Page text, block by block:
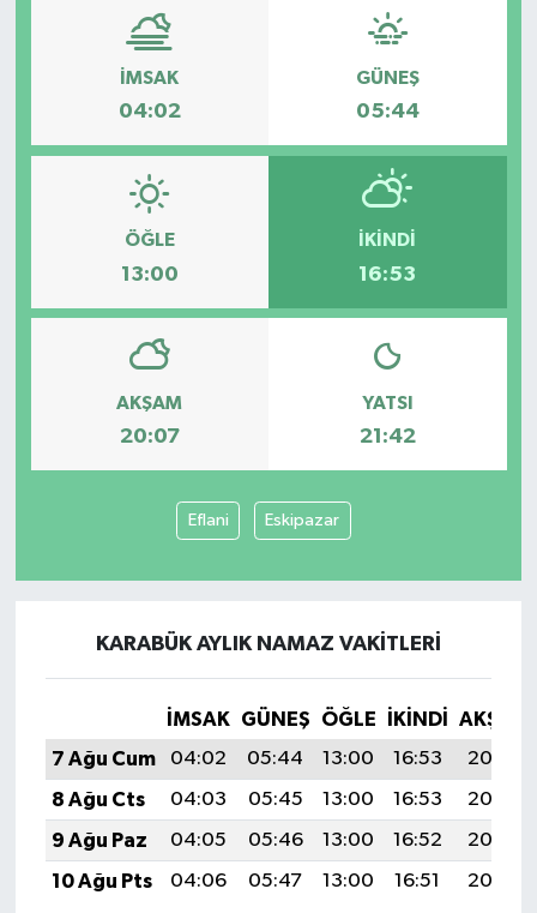
İMSAK
04:02
GÜNEŞ
05:44
ÖĞLE
13:00
İKINDI
16:53
AKŞAM
20:07
YATSI
21:42
Eflani Eskipazar
KARABÜK AYLIK NAMAZ VAKITLERI
İMSAK GÜNEŞ ÖĞLE İKINDI
AKŞAM
7 Ağu Cum
04:02 05:44 13:00 16:53
20:07
8 Ağu Cts
04:03 05:45 13:00 16:53
20:06
9 Ağu Paz
04:05 05:46 13:00 16:52
20:05
10 Ağu Pts
04:06 05:47 13:00 16:51 20:03